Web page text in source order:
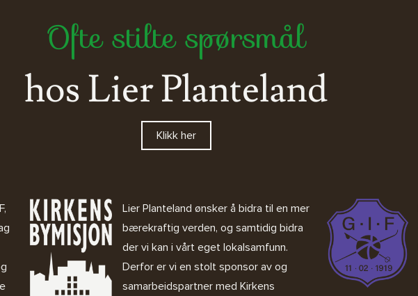
Ofte stilte spørsmål
hos Lier Planteland
Klikk her
Lier Planteland ønsker å bidra til en mer
bærekraftig verden, og samtidig bidra
der vi kan i vårt eget lokalsamfunn.
Derfor er vi en stolt sponsor av og
samarbeidspartner med Kirkens